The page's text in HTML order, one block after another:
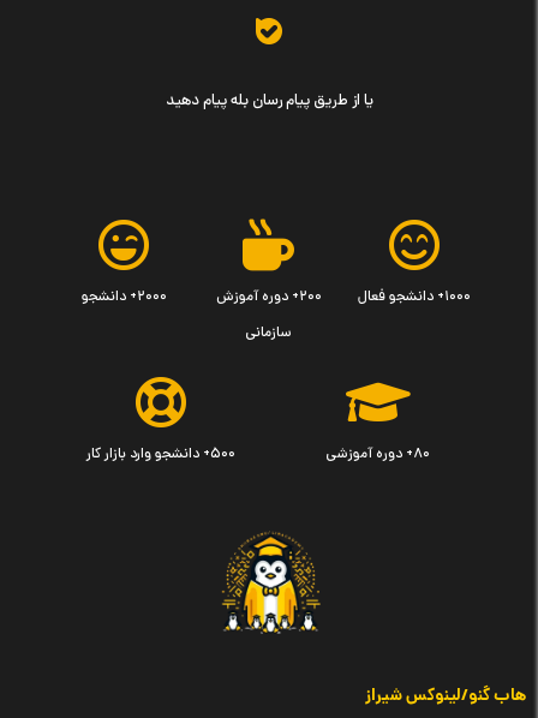
یا از طریق پیام رسان بله پیام دهید
۱۰۰۰+ دانشجو فعال
۲۰۰+ دوره آموزش
سازمانی
۲۰۰۰+ دانشجو
۸۰+ دوره آموزشی ۵۰۰+ دانشجو وارد بازار کار
هاب گنو/لینوکس شیراز